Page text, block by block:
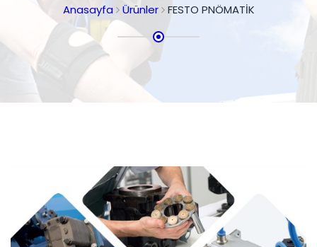
Anasayfa Ürünler FESTO PNÖMATİK